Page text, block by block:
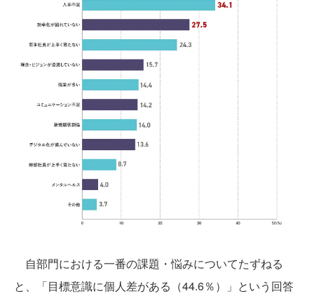
自部門における一番の課題・悩みについてたずねる
と、「目標意識に個人差がある（44.6％）」という回答